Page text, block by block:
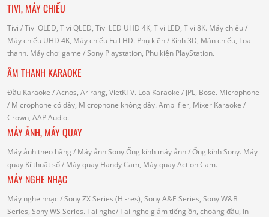
TIVI, MÁY CHIẾU
Tivi / Tivi OLED, Tivi QLED, Tivi LED UHD 4K, Tivi LED, Tivi 8K. Máy chiếu/
Máy chiếu UHD 4K, Máy chiếu Full HD. Phụ kiện/ Kính 3D, Màn chiếu, Loa
thanh. Máy chơi game / Sony Playstation, Phụ kiện PlayStation.
ÂM THANH KARAOKE
Đầu Karaoke / Acnos, Arirang, VietKTV. Loa Karaoke / JPL, Bose. Microphone
/ Microphone có dây, Microphone không dây. Amplifier, Mixer Karaoke /
Crown, AAP Audio.
MÁY ẢNH, MÁY QUAY
Máy ảnh theo hãng / Máy ảnh Sony.Ống kính máy ảnh / Ống kính Sony. Máy
quay Kĩ thuật số/ Máy quay Handy Cam, Máy quay Action Cam.
MÁY NGHE NHẠC
Máy nghe nhạc / Sony ZX Series (Hi-res), Sony A&E Series, Sony W&B
Series, Sony WS Series. Tai nghe/ Tai nghe giảm tiếng ồn, choàng đầu, In-